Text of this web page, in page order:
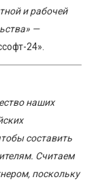
и рабочей
—
24».
наших
составить
Считаем
поскольку